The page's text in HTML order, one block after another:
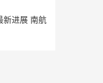
展 南航